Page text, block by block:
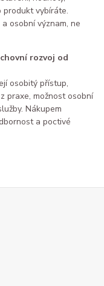
produkt vybíráte.
osobní význam, ne
rozvoj od
osobitý přístup,
praxe, možnost osobní
Nákupem
a poctivé